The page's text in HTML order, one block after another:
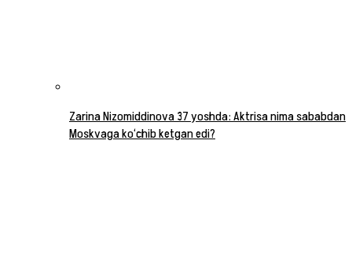
Zarina Nizomiddinova 37 yoshda: Aktrisa nima sababdan
Moskvaga ko‘chib ketgan edi?